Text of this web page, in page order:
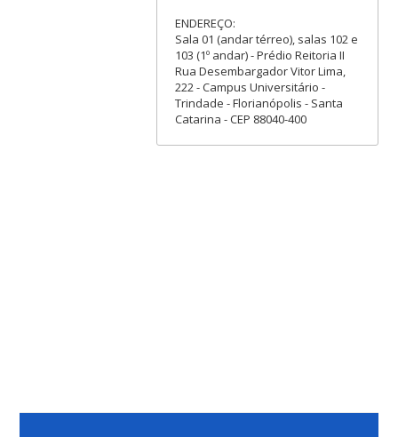
ENDEREÇO:
Sala 01 (andar térreo), salas 102 e
103 (1º andar) - Prédio Reitoria II
Rua Desembargador Vitor Lima,
222 - Campus Universitário -
Trindade - Florianópolis - Santa
Catarina - CEP 88040-400